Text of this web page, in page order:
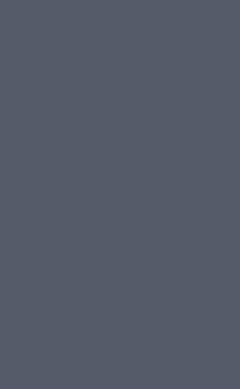
人创办，是一家专注于
形冠军”企业及浙江省专精
，深耕生物特征识别与信
累计获得知识产权400余
设计38项和软件著作权
项国家标准的主要起草单
全认证、公安部安全与
系。这些资质与认证，为
本届盛会汇聚近千家产
是国内首家研发并率先
司已拥有360多项知识产
行业中的领先地位。 成
奖二等奖”、“浙江省标准
誉；同时获评“国家规划布
已取得国密二级、欧洲
同步通过公安部、银联、
威认证，技术可靠性与产
源汽车电子等高频应用